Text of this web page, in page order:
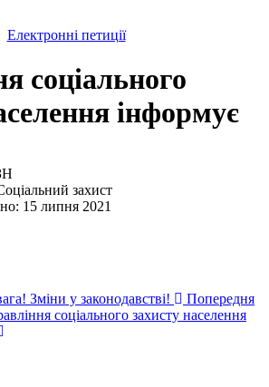
Електронні петиції
соціального
інформує
захист
15 липня 2021
Зміни у законодавстві!
Попередня
соціального захисту населення